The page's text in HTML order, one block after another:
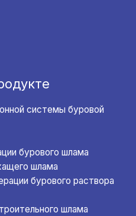
системы буровой
бурового шлама
шлама
бурового раствора
шлама